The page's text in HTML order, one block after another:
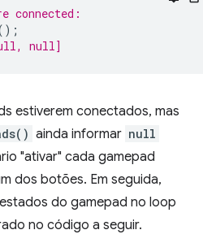
connected:
null]
estiverem conectados, mas
ainda informar null
"ativar" cada gamepad
dos botões. Em seguida,
do gamepad no loop
no código a seguir.